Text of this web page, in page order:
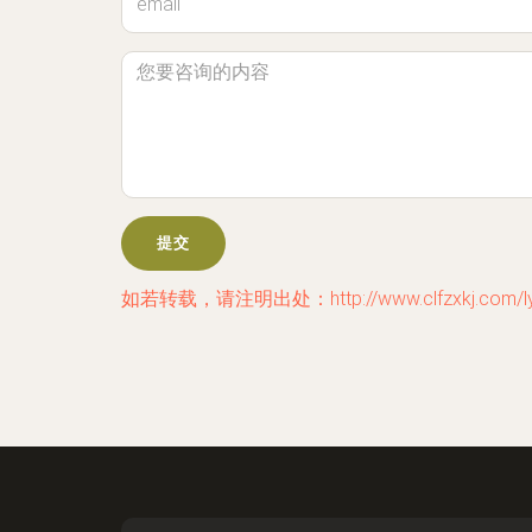
如若转载，请注明出处：http://www.clfzxkj.com/